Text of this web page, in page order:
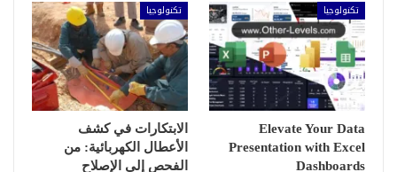
تكنولوجيا
Elevate Your Data
Presentation with Excel
Dashboards
تكنولوجيا
الابتكارات في كشف
الأعطال الكهربائية: من
الفحص إلى الإصلاح